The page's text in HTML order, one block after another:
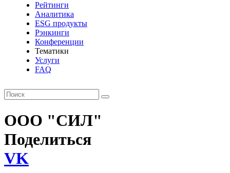
Рейтинги
Аналитика
ESG продукты
Рэнкинги
Конференции
Тематики
Услуги
FAQ
ООО "СИЛ"
Поделиться
VK